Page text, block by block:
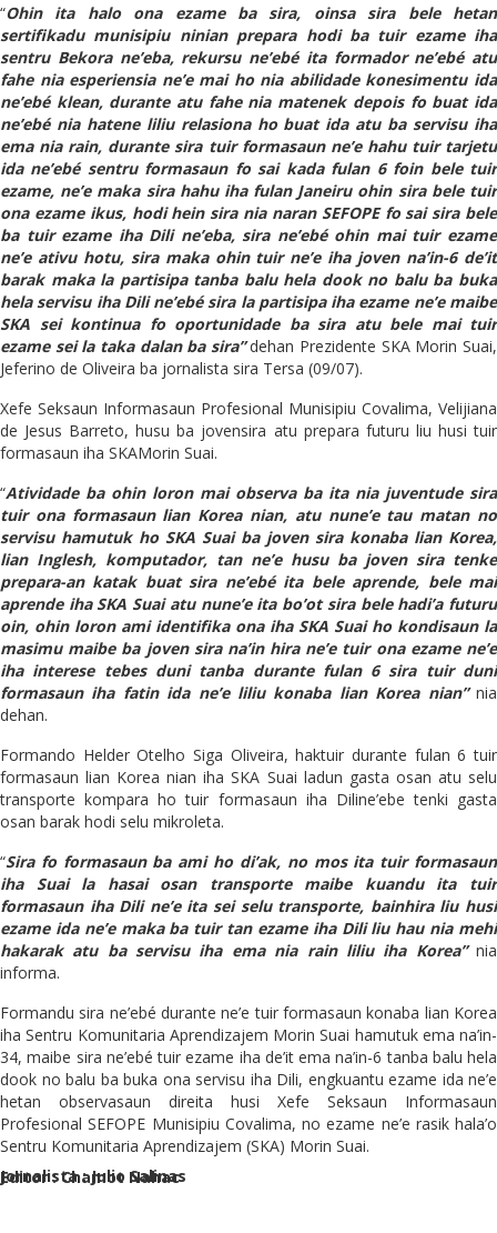
“Ohin ita halo ona ezame ba sira, oinsa sira bele hetan
sertifikadu munisipiu ninian prepara hodi ba tuir ezame iha
sentru Bekora ne’eba, rekursu ne’ebé ita formador ne’ebé atu
fahe nia esperiensia ne’e mai ho nia abilidade konesimentu ida
ne’ebé klean, durante atu fahe nia matenek depois fo buat ida
ne’ebé nia hatene liliu relasiona ho buat ida atu ba servisu iha
ema nia rain, durante sira tuir formasaun ne’e hahu tuir tarjetu
ida ne’ebé sentru formasaun fo sai kada fulan 6 foin bele tuir
ezame, ne’e maka sira hahu iha fulan Janeiru ohin sira bele tuir
ona ezame ikus, hodi hein sira nia naran SEFOPE fo sai sira bele
ba tuir ezame iha Dili ne’eba, sira ne’ebé ohin mai tuir ezame
ne’e ativu hotu, sira maka ohin tuir ne’e iha joven na’in-6 de’it
barak maka la partisipa tanba balu hela dook no balu ba buka
hela servisu iha Dili ne’ebé sira la partisipa iha ezame ne’e maibe
SKA sei kontinua fo oportunidade ba sira atu bele mai tuir
ezame sei la taka dalan ba sira”dehan Prezidente SKA Morin Suai,
Jeferino de Oliveira ba jornalista sira Tersa (09/07).
Xefe Seksaun Informasaun Profesional Munisipiu Covalima, Velijiana
de Jesus Barreto, husu ba jovensira atu prepara futuru liu husi tuir
formasaun iha SKAMorin Suai.
“Atividade ba ohin loron mai observa ba ita nia juventude sira
tuir ona formasaun lian Korea nian, atu nune’e tau matan no
servisu hamutuk ho SKA Suai ba joven sira konaba lian Korea,
lian Inglesh, komputador, tan ne’e husu ba joven sira tenke
prepara-an katak buat sira ne’ebé ita bele aprende, bele mai
aprende iha SKA Suai atu nune’e ita bo’ot sira bele hadi’a futuru
oin, ohin loron ami identifika ona iha SKA Suai ho kondisaun la
masimu maibe ba joven sira na’in hira ne’e tuir ona ezame ne’e
iha interese tebes duni tanba durante fulan 6 sira tuir duni
formasaun iha fatin ida ne’e liliu konaba lian Korea nian” nia
dehan.
Formando Helder Otelho Siga Oliveira, haktuir durante fulan 6 tuir
formasaun lian Korea nian iha SKA Suai ladun gasta osan atu selu
transporte kompara ho tuir formasaun iha Diline’ebe tenki gasta
osan barak hodi selu mikroleta.
“Sira fo formasaun ba ami ho di’ak, no mos ita tuir formasaun
iha Suai la hasai osan transporte maibe kuandu ita tuir
formasaun iha Dili ne’e ita sei selu transporte, bainhira liu husi
ezame ida ne’e maka ba tuir tan ezame iha Dili liu hau nia mehi
hakarak atu ba servisu iha ema nia rain liliu iha Korea”nia
informa.
Formandu sira ne’ebé durante ne’e tuir formasaun konaba lian Korea
iha Sentru Komunitaria Aprendizajem Morin Suai hamutuk ema na’in-
34, maibe sira ne’ebé tuir ezame iha de’it ema na’in-6 tanba balu hela
dook no balu ba buka ona servisu iha Dili, engkuantu ezame ida ne’e
hetan observasaun direita husi Xefe Seksaun Informasaun
Profesional SEFOPE Munisipiu Covalima, no ezame ne’e rasik hala’o
Sentru Komunitaria Aprendizajem (SKA) Morin Suai.
Jornalista : Julio Salinas
Editor : Chamot Nahac